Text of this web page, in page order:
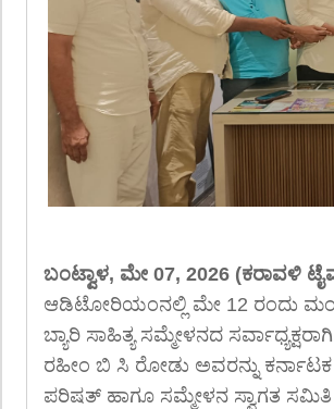
ಬಂಟ್ವಾಳ, ಮೇ 07, 2026 (ಕರಾವಳಿ
ಆಡಿಟೋರಿಯಂನಲ್ಲಿ ಮೇ 12 ರಂದು
ಬ್ಯಾರಿ ಸಾಹಿತ್ಯ ಸಮ್ಮೇಳನದ
ರಹೀಂ ಬಿ ಸಿ ರೋಡು ಅವರನ್ನು ಕರ್ನಾಟಕ
ಪರಿಷತ್ ಹಾಗೂ ಸಮ್ಮೇಳನ ಸ್ವಾಗತ